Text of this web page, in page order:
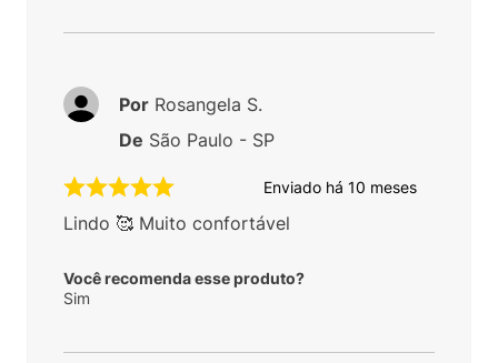
Enviado há 10 meses
Lindo 🥰 Muito confortável
Você recomenda esse produto?
Sim
Por Rosangela S.
De São Paulo - SP